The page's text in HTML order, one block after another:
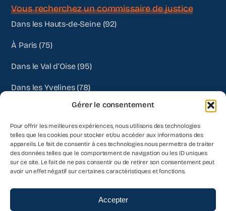
Gérer le consentement
Pour offrir les meilleures expériences, nous utilisons des technologies
telles que les cookies pour stocker et/ou accéder aux informations des
appareils. Le fait de consentir à ces technologies nous permettra de traiter
des données telles que le comportement de navigation ou les ID uniques
sur ce site. Le fait de ne pas consentir ou de retirer son consentement peut
avoir un effet négatif sur certaines caractéristiques et fonctions.
Accepter
Vous recherchez un commissaire de justice
Dans les Hauts-de-Seine (92)
À Paris (75)
Dans le Val d’Oise (95)
Dans les Yvelines (78)
Autres départements
© 2026- Venezia Commissaires de Justice Associés | Tous